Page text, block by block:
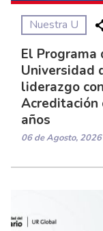
Nuestra U
El Programa
Universidad
liderazgo
Acreditación
años
06 de Agosto, 2026